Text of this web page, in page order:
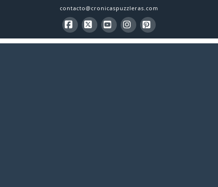
contacto@cronicaspuzzleras.com
Facebook
X YouTubeInstagram
Pinterest